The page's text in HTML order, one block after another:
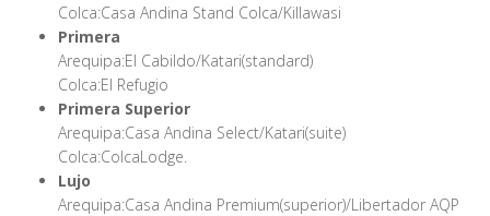
Colca:Casa Andina Stand Colca/Killawasi
Primera
Arequipa:El Cabildo/Katari(standard)
Colca:El Refugio
Primera Superior
Arequipa:Casa Andina Select/Katari(suite)
Colca:ColcaLodge.
Lujo
Arequipa:Casa Andina Premium(superior)/Libertador AQP